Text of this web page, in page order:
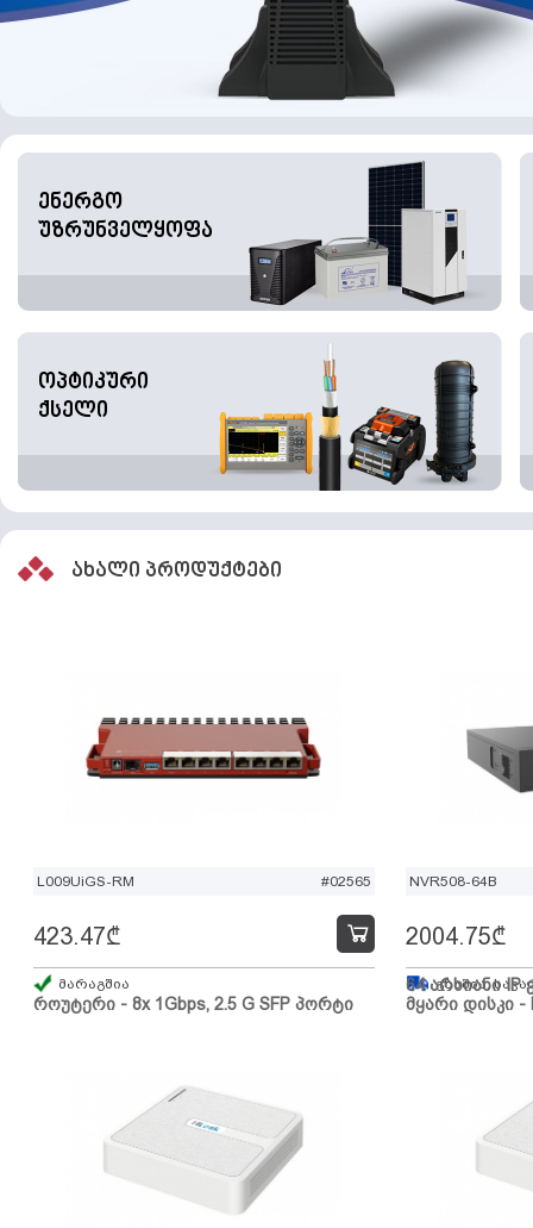
ენერგო
უზრუნველყოფა
ოპტიკური
ქსელი
ახალი პროდუქტები
L009UiGS-RM #02565
როუტერი - 8x 1Gbps, 2.5 G SFP პორტი
423.47₾
მარაგშია
NVR508-64B
64 არხიანი IP
მყარი დისკი -
2004.75₾
გზაშია,